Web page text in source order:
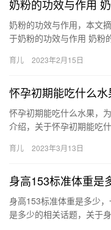
奶粉的功效与作用
奶粉的功效与作用，本文
于奶粉的功效与作用 奶粉
育儿 2023年2月15日
怀孕初期能吃什么
怀孕初期能吃什么水果，
介绍，关于怀孕初期能吃
怀…
育儿 2023年3月13日
身高153标准体重是
身高153标准体重是多少
是多少的相关话题，关于